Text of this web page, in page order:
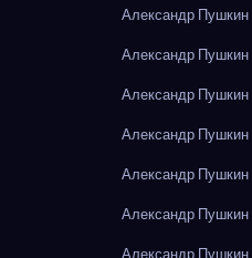
Александр
Александр
Александр
Александр
Александр
Александр